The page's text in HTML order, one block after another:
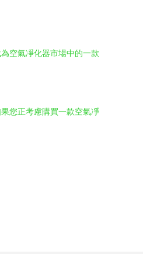
空氣凈化器市場中的一款
您正考慮購買一款空氣凈